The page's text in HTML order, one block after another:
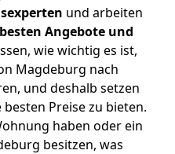
und arbeiten
Angebote und
wie wichtig es ist,
Magdeburg nach
und deshalb setzen
Preise zu bieten.
haben oder ein
besitzen, was